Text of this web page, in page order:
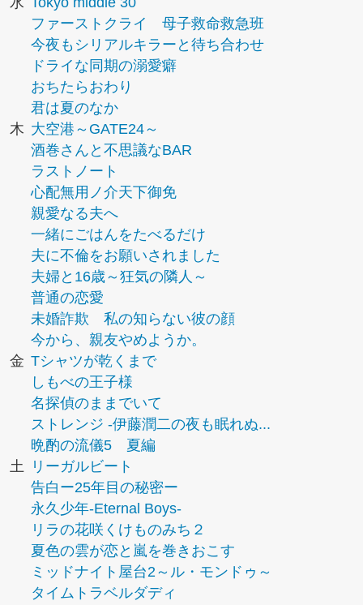
ファーストクライ 母子救命救急班
今夜もシリアルキラーと待ち合わせ
ドライな同期の溺愛癖
おちたらおわり
君は夏のなか
木 大空港～GATE24～
酒巻さんと不思議なBAR
ラストノート
心配無用ノ介天下御免
親愛なる夫へ
一緒にごはんをたべるだけ
夫に不倫をお願いされました
夫婦と16歳～狂気の隣人～
普通の恋愛
未婚詐欺 私の知らない彼の顔
今から、親友やめようか。
金 Tシャツが乾くまで
しもべの王子様
名探偵のままでいて
ストレンジ -伊藤潤二の夜も眠れぬ...
晩酌の流儀5 夏編
土
リーガルビート
告白ー25年目の秘密ー
永久少年-Eternal Boys-
リラの花咲くけものみち２
夏色の雲が恋と嵐を巻きおこす
ミッドナイト屋台2～ル・モンドゥ～
タイムトラベルダディ